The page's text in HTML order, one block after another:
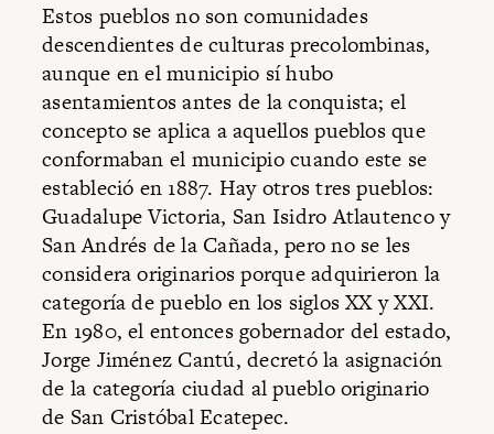
Estos pueblos no son comunidades
descendientes de culturas precolombinas,
aunque en el municipio sí hubo
asentamientos antes de la conquista; el
concepto se aplica a aquellos pueblos que
conformaban el municipio cuando este se
estableció en 1887. Hay otros tres pueblos:
Guadalupe Victoria, San Isidro Atlautenco y
San Andrés de la Cañada, pero no se les
considera originarios porque adquirieron la
categoría de pueblo en los siglos XX y XXI.
En 1980, el entonces gobernador del estado,
Jorge Jiménez Cantú, decretó la asignación
de la categoría ciudad al pueblo originario
de San Cristóbal Ecatepec.